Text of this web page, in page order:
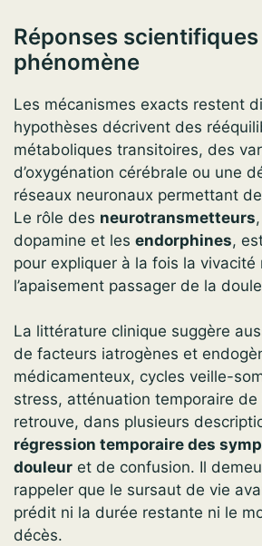
Réponses scientifiques
phénomène
Les mécanismes exacts restent
hypothèses décrivent des
métaboliques transitoires, des
d’oxygénation cérébrale ou une
réseaux neuronaux permettant
Le rôle des neurotransmetteurs
dopamine et les endorphines,
pour expliquer à la fois la vivacité
l’apaisement passager de la
La littérature clinique suggère
de facteurs iatrogènes et
médicamenteux, cycles veille-
stress, atténuation temporaire de
retrouve, dans plusieurs
régression temporaire des
douleur et de confusion. Il
rappeler que le sursaut de vie
prédit ni la durée restante ni le
décès.